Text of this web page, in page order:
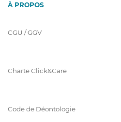
À PROPOS
CGU / GGV
Charte Click&Care
Code de Déontologie